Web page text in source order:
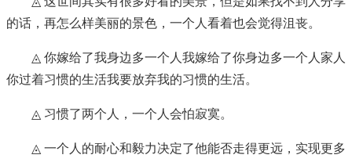
的话，再怎么样美丽的景色，一个人看着也会觉得沮丧。
◬ 你嫁给了我身边多一个人我嫁给了你身边多一个人家人
你过着习惯的生活我要放弃我的习惯的生活。
◬ 习惯了两个人，一个人会怕寂寞。
◬ 一个人的耐心和毅力决定了他能否走得更远，实现更多